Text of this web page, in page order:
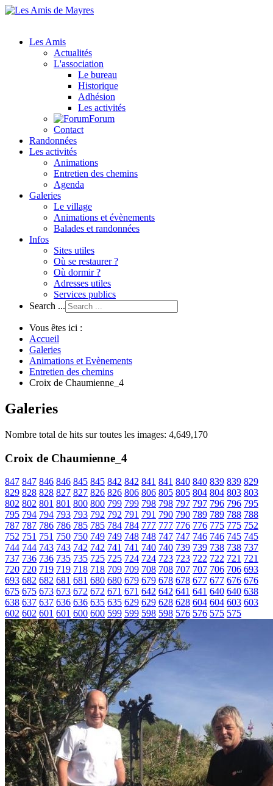
Les Amis
Actualités
L'association
Le bureau
Historique
Adhésion
Les activités
Forum
Contact
Randonnées
Les activités
Animations
Entretien des chemins
Agenda
Galeries
Le village
Animations et évènements
Balades et randonnées
Infos
Sites utiles
Où se restaurer ?
Où dormir ?
Adresses utiles
Services publics
Search ...
Vous êtes ici :
Accueil
Galeries
Animations et Evènements
Entretien des chemins
Croix de Chaumienne_4
Galeries
Nombre total de hits sur toutes les images: 4,649,170
Croix de Chaumienne_4
847 847 846 846 845 845 842 842 841 841 840 840 839 839 829
829 828 828 827 827 826 826 806 806 805 805 804 804 803 803
802 802 801 801 800 800 799 799 798 798 797 797 796 796 795
795 794 794 793 793 792 792 791 791 790 790 789 789 788 788
787 787 786 786 785 785 784 784 777 777 776 776 775 775 752
752 751 751 750 750 749 749 748 748 747 747 746 746 745 745
744 744 743 743 742 742 741 741 740 740 739 739 738 738 737
737 736 736 735 735 725 725 724 724 723 723 722 722 721 721
720 720 719 719 718 718 709 709 708 708 707 707 706 706 693
693 682 682 681 681 680 680 679 679 678 678 677 677 676 676
675 675 673 673 672 672 671 671 642 642 641 641 640 640 638
638 637 637 636 636 635 635 629 629 628 628 604 604 603 603
602 602 601 601 600 600 599 599 598 598 576 576 575 575